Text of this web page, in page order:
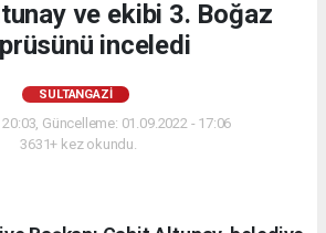
ve ekibi 3. Boğaz
inceledi
SULTANGAZI
Güncelleme: 01.09.2022 - 17:06
3631+ kez okundu.